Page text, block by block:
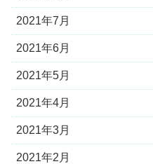
2021年7月
2021年6月
2021年5月
2021年4月
2021年3月
2021年2月